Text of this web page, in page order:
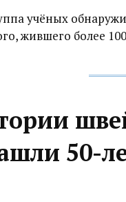
учёных
жившего более
50-